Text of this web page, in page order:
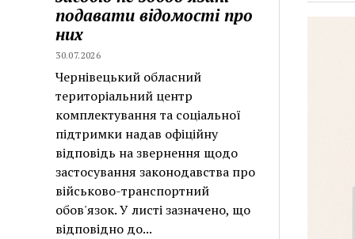
подавати відомості про
них
30.07.2026
Чернівецький обласний
територіальний центр
комплектування та соціальної
підтримки надав офіційну
відповідь на звернення щодо
застосування законодавства про
військово-транспортний
обов'язок. У листі зазначено, що
відповідно до...